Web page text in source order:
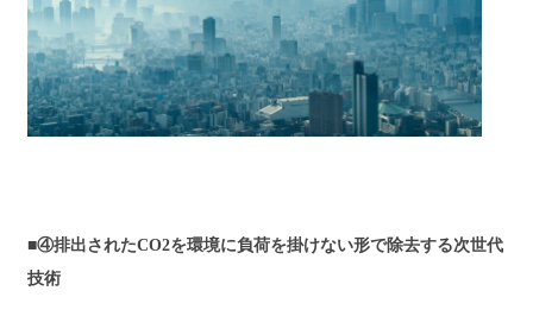
■④排出されたCO2を環境に負荷を掛けない形で除去する次世代
技術